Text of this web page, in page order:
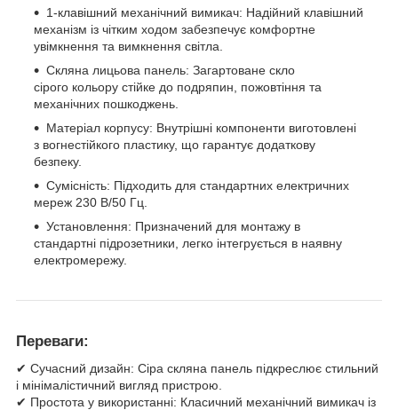
1-клавішний механічний вимикач: Надійний клавішний
механізм із чітким ходом забезпечує комфортне
увімкнення та вимкнення світла.
Скляна лицьова панель: Загартоване скло
сірого кольору стійке до подряпин, пожовтіння та
механічних пошкоджень.
Матеріал корпусу: Внутрішні компоненти виготовлені
з вогнестійкого пластику, що гарантує додаткову
безпеку.
Сумісність: Підходить для стандартних електричних
мереж 230 В/50 Гц.
Установлення: Призначений для монтажу в
стандартні підрозетники, легко інтегрується в наявну
електромережу.
Переваги:
✔ Сучасний дизайн: Сіра скляна панель підкреслює стильний
і мінімалістичний вигляд пристрою.
✔ Простота у використанні: Класичний механічний вимикач із